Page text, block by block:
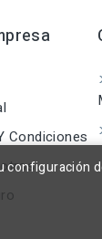
Condiciones